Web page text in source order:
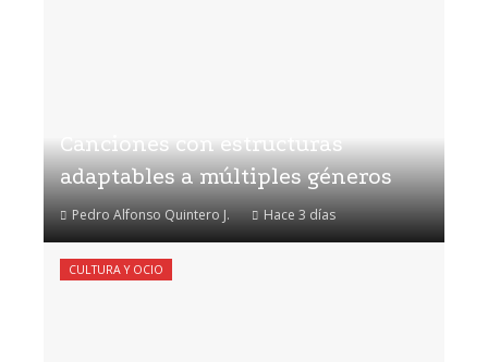
Canciones con estructuras
adaptables a múltiples géneros
Pedro Alfonso Quintero J. Hace 3 días
CULTURA Y OCIO